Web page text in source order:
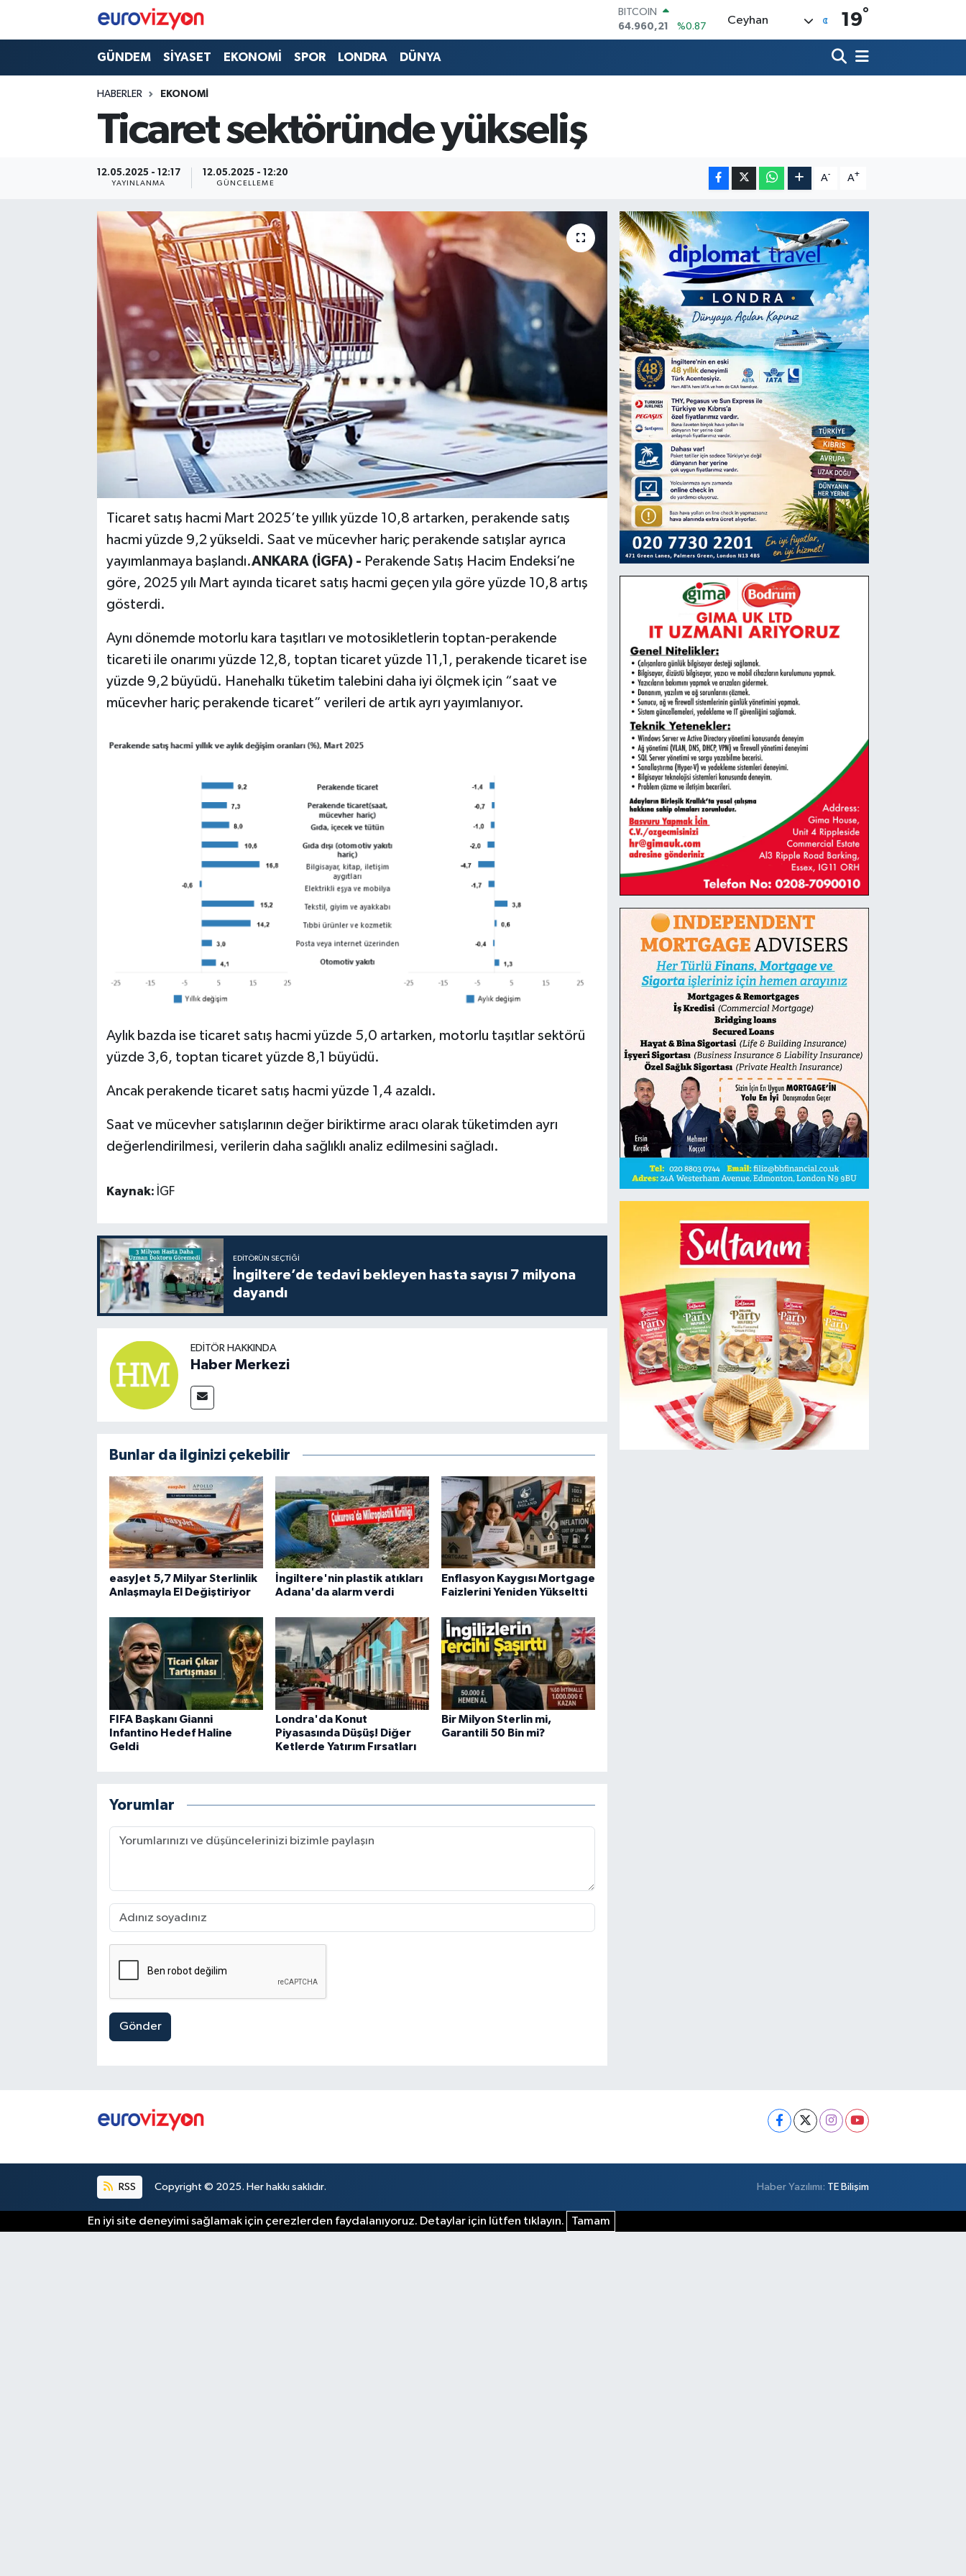
DOLAR
47,7436
%0.18
EURO
Ceyhan 19°
GÜNDEM SİYASET EKONOMİ SPOR LONDRA DÜNYA
HABERLER EKONOMİ
Ticaret sektöründe yükseliş
12.05.2025 - 12:17
YAYINLANMA
12.05.2025 - 12:20
GÜNCELLEME
A- A+
Ticaret satış hacmi Mart 2025’te yıllık yüzde 10,8 artarken, perakende satış
hacmi yüzde 9,2 yükseldi. Saat ve mücevher hariç perakende satışlar ayrıca
yayımlanmaya başlandı.ANKARA (İGFA) - Perakende Satış Hacim Endeksi’ne
göre, 2025 yılı Mart ayında ticaret satış hacmi geçen yıla göre yüzde 10,8 artış
gösterdi.
Aynı dönemde motorlu kara taşıtları ve motosikletlerin toptan-perakende
ticareti ile onarımı yüzde 12,8, toptan ticaret yüzde 11,1, perakende ticaret ise
yüzde 9,2 büyüdü. Hanehalkı tüketim talebini daha iyi ölçmek için “saat ve
mücevher hariç perakende ticaret” verileri de artık ayrı yayımlanıyor.
Aylık bazda ise ticaret satış hacmi yüzde 5,0 artarken, motorlu taşıtlar sektörü
yüzde 3,6, toptan ticaret yüzde 8,1 büyüdü.
Ancak perakende ticaret satış hacmi yüzde 1,4 azaldı.
Saat ve mücevher satışlarının değer biriktirme aracı olarak tüketimden ayrı
değerlendirilmesi, verilerin daha sağlıklı analiz edilmesini sağladı.
Kaynak: İGF
EDITÖRÜN SEÇTIĞI
İngiltere’de tedavi bekleyen hasta sayısı 7 milyona
dayandı
EDITÖR HAKKINDA
Haber Merkezi
Bunlar da ilginizi çekebilir
easyJet 5,7 Milyar Sterlinlik
Anlaşmayla El Değiştiriyor
İngiltere'nin plastik atıkları
Adana'da alarm verdi
Enflasyon Kaygısı Mortgage
Faizlerini Yeniden Yükseltti
FIFA Başkanı Gianni
Infantino Hedef Haline
Geldi
Londra'da Konut
Piyasasında Düşüş! Diğer
Ketlerde Yatırım Fırsatları
Bir Milyon Sterlin mi,
Garantili 50 Bin mi?
Yorumlar
Gönder
RSS Copyright © 2025. Her hakkı saklıdır. Haber Yazılımı: TE Bilişim
En iyi site deneyimi sağlamak için çerezlerden faydalanıyoruz. Detaylar için lütfen tıklayın. Tamam